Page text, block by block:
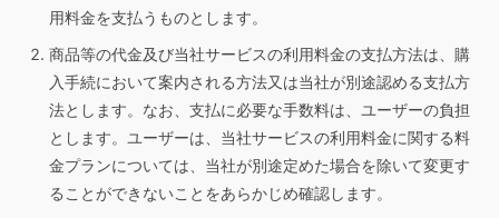
用料金を支払うものとします。
商品等の代金及び当社サービスの利用料金の支払方法は、購
入手続において案内される方法又は当社が別途認める支払方
法とします。なお、支払に必要な手数料は、ユーザーの負担
とします。ユーザーは、当社サービスの利用料金に関する料
金プランについては、当社が別途定めた場合を除いて変更す
ることができないことをあらかじめ確認します。